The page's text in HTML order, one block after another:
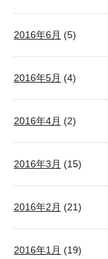
2016年6月 (5)
2016年5月 (4)
2016年4月 (2)
2016年3月 (15)
2016年2月 (21)
2016年1月 (19)